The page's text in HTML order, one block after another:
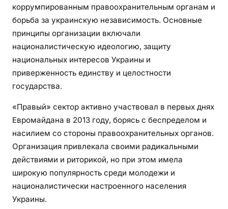
коррумпированным правоохранительным органам и
борьба за украинскую независимость. Основные
принципы организации включали
националистическую идеологию, защиту
национальных интересов Украины и
приверженность единству и целостности
государства.
«Правый» сектор активно участвовал в первых днях
Евромайдана в 2013 году, борясь с беспределом и
насилием со стороны правоохранительных органов.
Организация привлекала своими радикальными
действиями и риторикой, но при этом имела
широкую популярность среди молодежи и
националистически настроенного населения
Украины.